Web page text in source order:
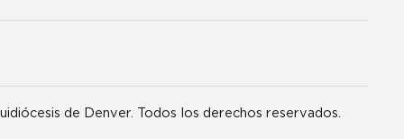
de Denver. Todos los derechos reservados.